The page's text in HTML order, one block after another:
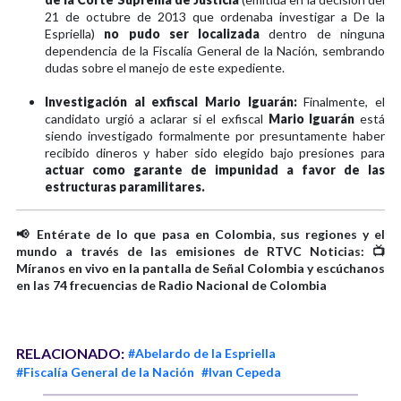
21 de octubre de 2013 que ordenaba investigar a De la
Espriella) no pudo ser localizada dentro de ninguna
dependencia de la Fiscalía General de la Nación, sembrando
dudas sobre el manejo de este expediente.
Investigación al exfiscal Mario Iguarán:Finalmente, el
candidato urgió a aclarar si el exfiscal Mario Iguarán está
siendo investigado formalmente por presuntamente haber
recibido dineros y haber sido elegido bajo presiones para
actuar como garante de impunidad a favor de las
estructuras paramilitares.
📢 Entérate de lo que pasa en Colombia, sus regiones y el
mundo a través de las emisiones de RTVC Noticias: 📺
Míranos en vivo en la pantalla de Señal Colombia y escúchanos
en las 74 frecuencias de Radio Nacional de Colombia
RELACIONADO: #Abelardo de la Espriella
#Fiscalía General de la Nación #Ivan Cepeda